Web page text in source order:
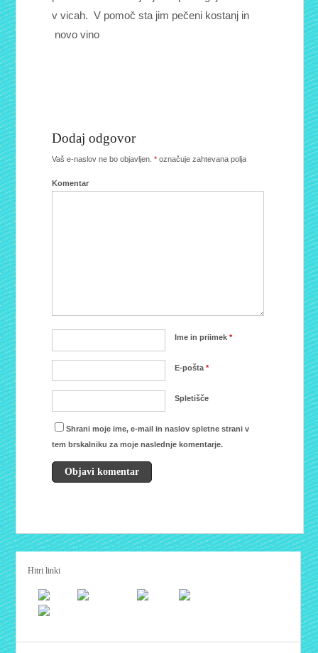
v vicah. V pomoč sta jim pečeni kostanj in
novo vino
Dodaj odgovor
Vaš e-naslov ne bo objavljen. * označuje zahtevana polja
Komentar
Ime in priimek*
E-pošta*
Spletišče
Shrani moje ime, e-mail in naslov spletne strani v
tem brskalniku za moje naslednje komentarje.
Hitri linki